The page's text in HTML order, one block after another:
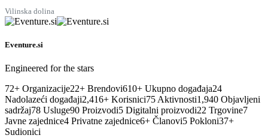
Vilinska dolina
Eventure.si
Engineered for the stars
72+ Organizacije22+ Brendovi610+ Ukupno događaja24
Nadolazeći događaji2,416+ Korisnici75 Aktivnosti1,940 Objavljeni
sadržaj78 Usluge90 Proizvodi5 Digitalni proizvodi22 Trgovine7
Javne zajednice4 Privatne zajednice6+ Članovi5 Pokloni37+
Sudionici